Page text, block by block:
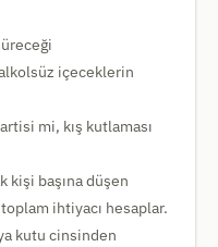
içeceklerin
mi, kış kutlaması
kişi başına düşen
ihtiyacı hesaplar.
kutu cinsinden